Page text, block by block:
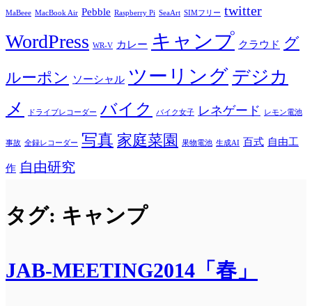
MaBeee MacBook Air Pebble Raspberry Pi SeaArt SIMフリー twitter
WordPress WR-V カレー キャンプ クラウド グ
ルーポン ソーシャル ツーリング デジカ
メ
ドライブレコーダー バイク バイク女子 レネゲード レモン電池
事故 全録レコーダー 写真 家庭菜園 果物電池 生成AI 百式 自由工
作 自由研究
タグ: キャンプ
JAB-MEETING2014「春」